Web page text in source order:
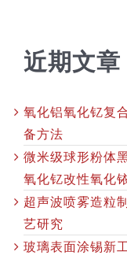
近期文章
氧化铝氧化钇复
备方法
微米级球形粉体
氧化钇改性氧化
超声波喷雾造粒
艺研究
玻璃表面涂锡新